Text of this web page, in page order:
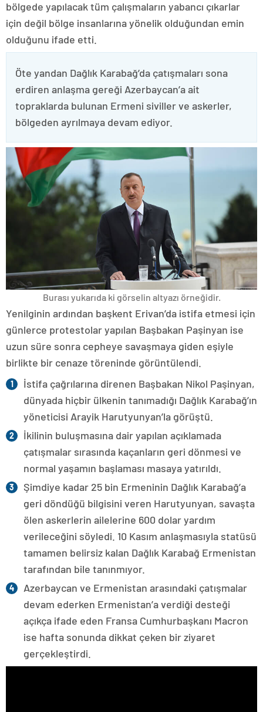
bölgede yapılacak tüm çalışmaların yabancı çıkarlar
için değil bölge insanlarına yönelik olduğundan emin
olduğunu ifade etti.
Öte yandan Dağlık Karabağ’da çatışmaları sona
erdiren anlaşma gereği Azerbaycan’a ait
topraklarda bulunan Ermeni siviller ve askerler,
bölgeden ayrılmaya devam ediyor.
Burası yukarıda ki görselin altyazı örneğidir.
Yenilginin ardından başkent Erivan’da istifa etmesi için
günlerce protestolar yapılan Başbakan Paşinyan ise
uzun süre sonra cepheye savaşmaya giden eşiyle
birlikte bir cenaze töreninde görüntülendi.
İstifa çağrılarına direnen Başbakan Nikol Paşinyan,
dünyada hiçbir ülkenin tanımadığı Dağlık Karabağ’ın
yöneticisi Arayik Harutyunyan’la görüştü.
İkilinin buluşmasına dair yapılan açıklamada
çatışmalar sırasında kaçanların geri dönmesi ve
normal yaşamın başlaması masaya yatırıldı.
Şimdiye kadar 25 bin Ermeninin Dağlık Karabağ’a
geri döndüğü bilgisini veren Harutyunyan, savaşta
ölen askerlerin ailelerine 600 dolar yardım
verileceğini söyledi. 10 Kasım anlaşmasıyla statüsü
tamamen belirsiz kalan Dağlık Karabağ Ermenistan
tarafından bile tanınmıyor.
Azerbaycan ve Ermenistan arasındaki çatışmalar
devam ederken Ermenistan’a verdiği desteği
açıkça ifade eden Fransa Cumhurbaşkanı Macron
ise hafta sonunda dikkat çeken bir ziyaret
gerçekleştirdi.